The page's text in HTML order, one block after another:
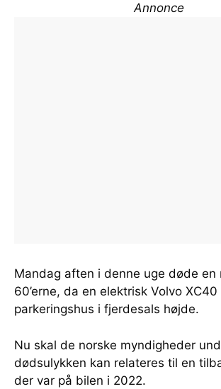
Annonce
Mandag aften i denne uge døde en
60’erne, da en elektrisk Volvo
parkeringshus i fjerdesals højde.
Nu skal de norske myndigheder
dødsulykken kan relateres til en
der var på bilen i 2022.